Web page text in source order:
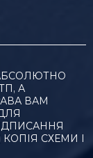
А
ВАМ
СХЕМИ І